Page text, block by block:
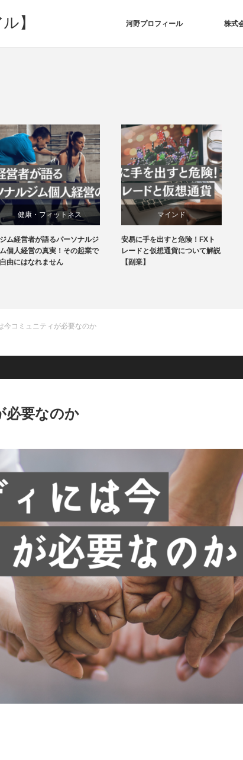
】 河野プロフィール 株式
マインド
経営・マーケティング
安易に手を出すと危険！FXト
レードと仮想通貨について解説
【副業】
マインド
経営・マーケティング
【副業】２０代３０代が陥りや
すい危険な心理｜長期的に収入
を上げていく方法を徹底解説
今コミュニティが必要なのか
必要なのか